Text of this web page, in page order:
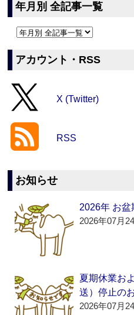
年月別 全記事一覧
アカウント・RSS
X (Twitter)
RSS
お知らせ
2026年 お
2026年07月
夏期休業お
送）停止の
2026年07月